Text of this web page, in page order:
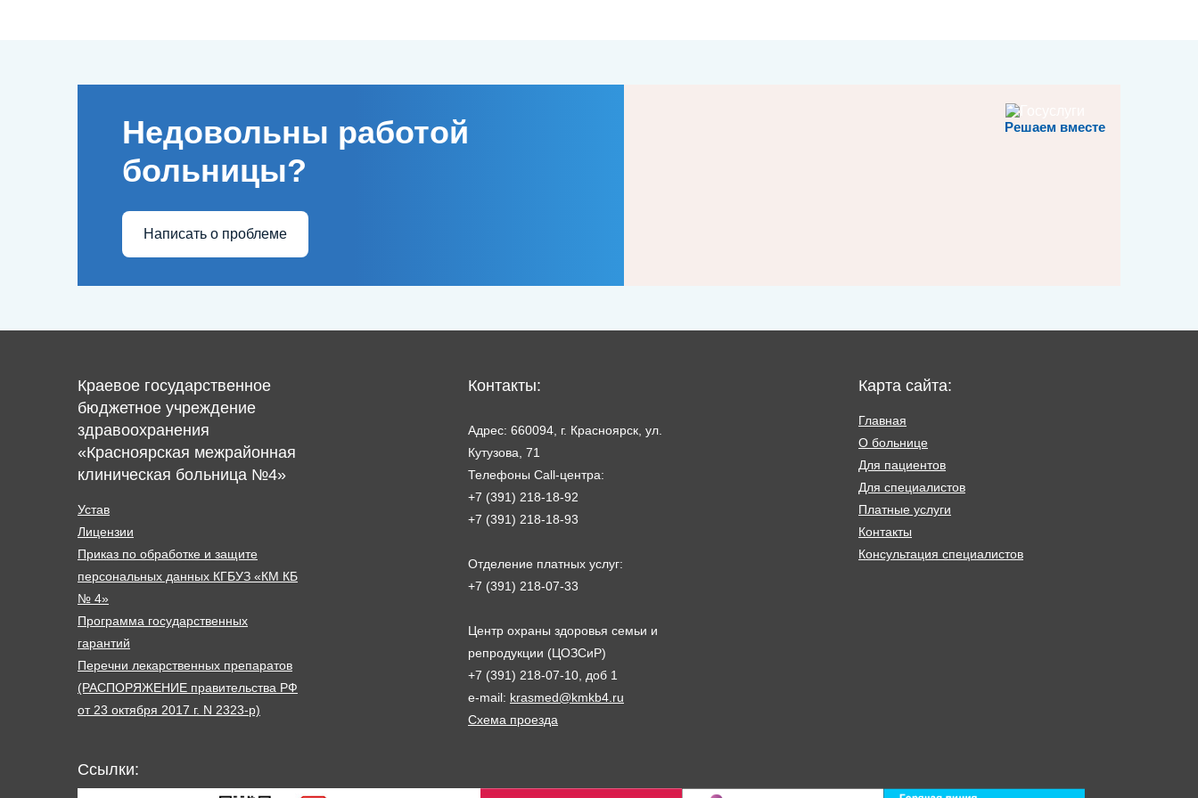
Решаем вместе
Недовольны работой
больницы?
Написать о проблеме
Краевое государственное
бюджетное учреждение
здравоохранения
«Красноярская межрайонная
клиническая больница №4»
Устав
Лицензии
Приказ по обработке и защите
персональных данных КГБУЗ «КМ КБ
№ 4»
Программа государственных
гарантий
Перечни лекарственных препаратов
(РАСПОРЯЖЕНИЕ правительства РФ
от 23 октября 2017 г. N 2323-р)
Контакты:
Адрес: 660094, г. Красноярск, ул.
Кутузова, 71
Телефоны Call-центра:
+7 (391) 218-18-92
+7 (391) 218-18-93
Отделение платных услуг:
+7 (391) 218-07-33
Центр охраны здоровья семьи и
репродукции (ЦОЗСиР)
+7 (391) 218-07-10, доб 1
e-mail: krasmed@kmkb4.ru
Схема проезда
Карта сайта:
Главная
О больнице
Для пациентов
Для специалистов
Платные услуги
Контакты
Консультация специалистов
Ссылки: